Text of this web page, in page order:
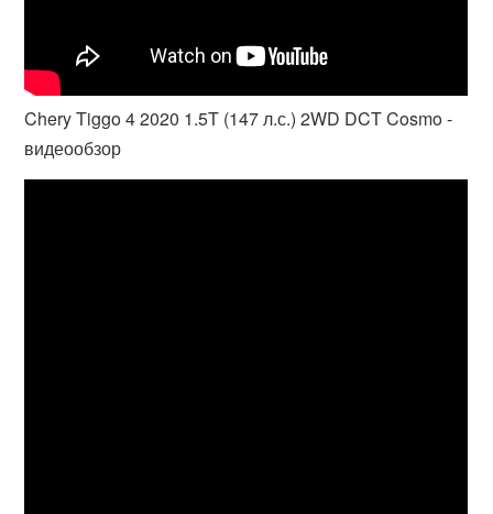
Chery Tiggo 4 2020 1.5T (147 л.с.) 2WD DCT Cosmo -
видеообзор